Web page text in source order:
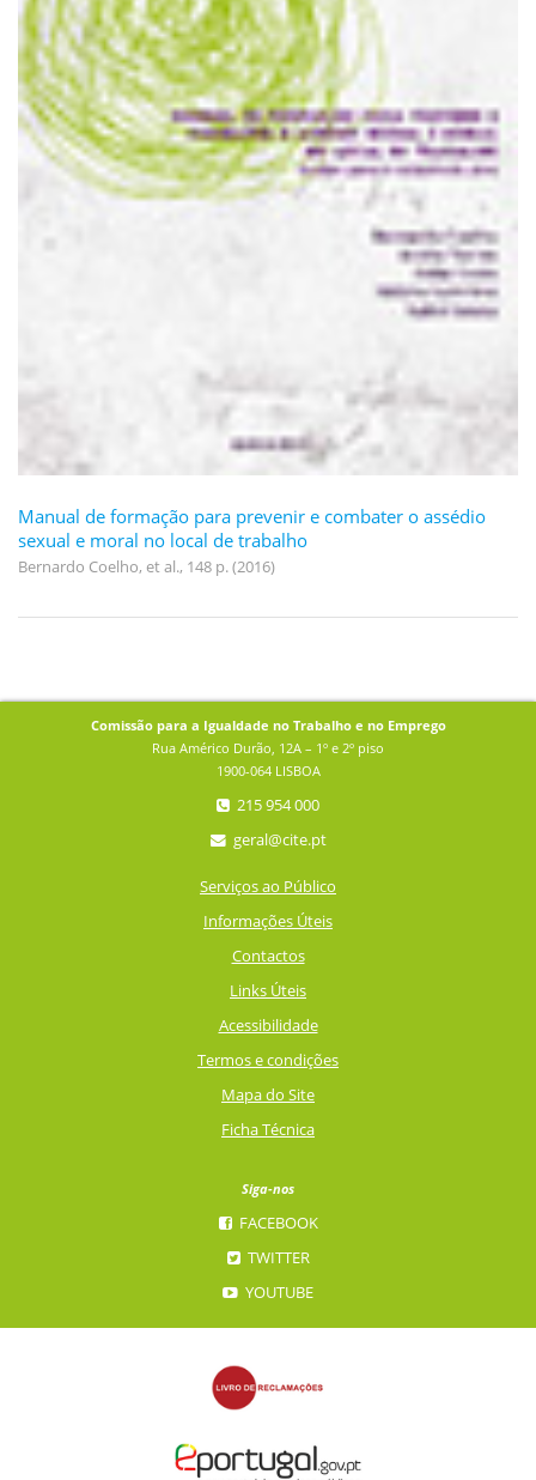
Manual de formação para prevenir e combater o assédio
sexual e moral no local de trabalho
Bernardo Coelho, et al., 148 p. (2016)
Comissão para a Igualdade no Trabalho e no Emprego
Rua Américo Durão, 12A – 1º e 2º piso
1900-064 LISBOA
215 954 000
geral@cite.pt
Serviços ao Público
Informações Úteis
Contactos
Links Úteis
Acessibilidade
Termos e condições
Mapa do Site
Ficha Técnica
Siga-nos
FACEBOOK
TWITTER
YOUTUBE